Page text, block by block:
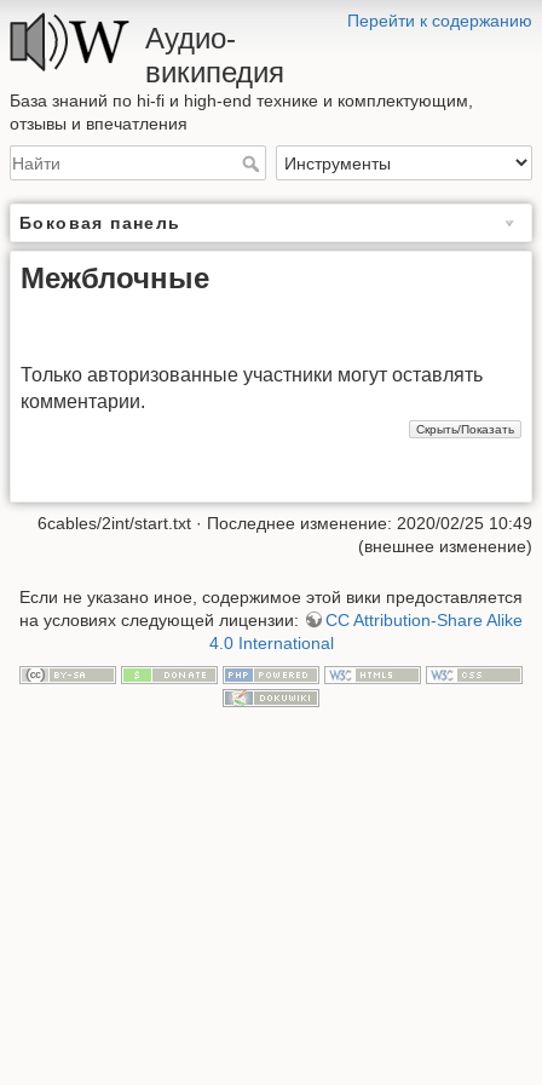
Перейти к содержанию
Аудио-
википедия
База знаний по hi-fi и high-end технике и комплектующим,
отзывы и впечатления
Боковая панель
Межблочные
Только авторизованные участники могут оставлять
комментарии.
6cables/2int/start.txt · Последнее изменение: 2020/02/25 10:49
(внешнее изменение)
Если не указано иное, содержимое этой вики предоставляется
на условиях следующей лицензии:
CC Attribution-Share Alike
4.0 International